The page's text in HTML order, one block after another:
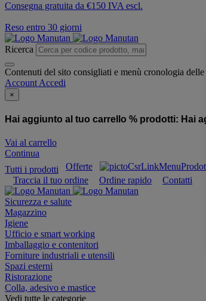
Consegna gratuita da €150 IVA escl.
Reso entro 30 giorni
Ricerca
Contenuti del sito consigliati e menù cronologia delle
Account Accedi
×
Hai aggiunto al tuo carrello % prodotti: Hai
Vai al carrello
Continua
Tutti i prodotti
Offerte
Traccia il tuo ordine
Ordine rapido Contatti
Sicurezza e salute
Magazzino
Igiene
Ufficio e smart working
Imballaggio e contenitori
Forniture industriali e utensili
Spazi esterni
Ristorazione
Colla, adesivo e mastice
Vedi tutte le categorie